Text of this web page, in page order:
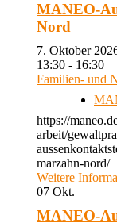
MANEO-
Nord
7. Oktober
13:30 - 16:30
Familien- und
https://
arbeit/
marzahn-nord/
Weitere
07 Okt.
MANEO-